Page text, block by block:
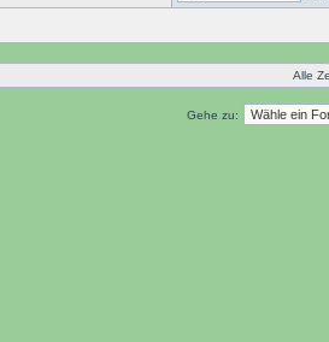
Alle
Gehe zu: